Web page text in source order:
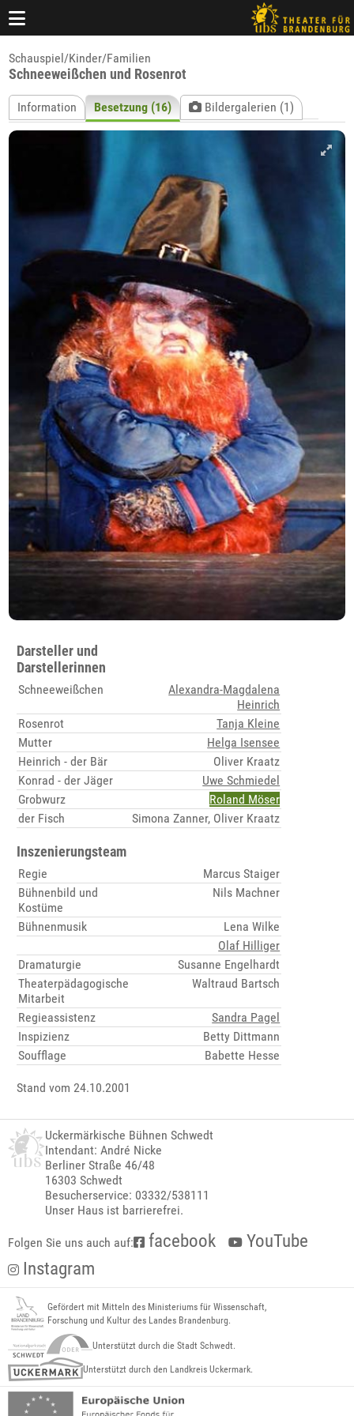
Schauspiel/Kinder/Familien
Schneeweißchen und Rosenrot
Information Besetzung (16) Bildergalerien (1)
Darsteller und
Darstellerinnen
Schneeweißchen
Alexandra-Magdalena
Heinrich
Rosenrot
Tanja Kleine
Mutter
Helga Isensee
Heinrich - der Bär
Oliver Kraatz
Konrad - der Jäger
Uwe Schmiedel
Grobwurz
Roland Möser
der Fisch
Simona Zanner, Oliver Kraatz
Inszenierungsteam
Regie
Marcus Staiger
Bühnenbild und
Kostüme
Nils Machner
Bühnenmusik
Lena Wilke
Olaf Hilliger
Dramaturgie
Susanne Engelhardt
Theaterpädagogische
Mitarbeit
Waltraud Bartsch
Regieassistenz
Sandra Pagel
Inspizienz
Betty Dittmann
Soufflage
Babette Hesse
Stand vom 24.10.2001
Uckermärkische Bühnen Schwedt
Intendant: André Nicke
Berliner Straße 46/48
16303 Schwedt
Besucherservice: 03332/538111
Unser Haus ist barrierefrei.
Folgen Sie uns auch auf: facebook
YouTube
Instagram
Gefördert mit Mitteln des Ministeriums für Wissenschaft,
Forschung und Kultur des Landes Brandenburg.
Unterstützt durch die Stadt Schwedt.
Unterstützt durch den Landkreis Uckermark.